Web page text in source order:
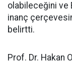
olabileceğini ve
inanç
belirtti.
Prof. Dr. Hakan